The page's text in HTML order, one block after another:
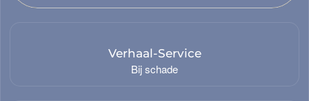
Verhaal-Service
Bij schade